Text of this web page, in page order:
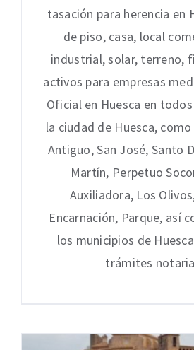
tasación para herencia en
de piso, casa, local
industrial, solar, terreno,
activos para empresas
Oficial en Huesca en
la ciudad de Huesca,
Antiguo, San José, Santo
Martín, Perpetuo
Auxiliadora, Los
Encarnación, Parque, así
los municipios de
trámites